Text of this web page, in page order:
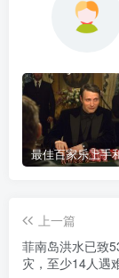
上一篇
菲南岛洪水已致
灾，至少14人遇